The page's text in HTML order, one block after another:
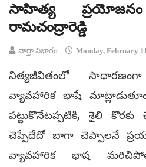
సాహిత్య
రామచంద్రారెడ్డి
వార్తా విభాగం Monday, February
నిత్యజీవితంలో
వ్యావహారిక భాషే
పట్టుకొనేటప్పటికి, శైలి
చెప్పేదేదో బాగా చెప్పాలనే
వ్యావహారిక భాష